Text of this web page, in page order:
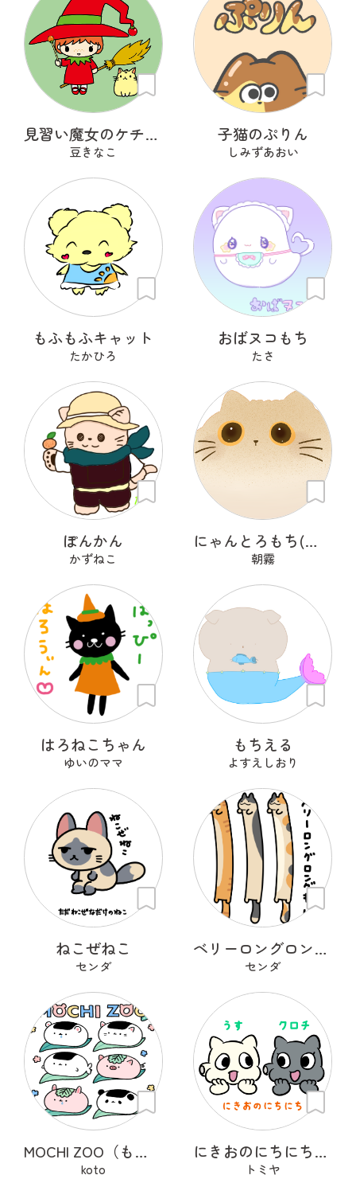
見習い魔女のケチャとマヨ
豆きなこ
子猫のぷりん
しみずあおい
もふもふキャット
たかひろ
おばヌコもち
たさ
ぽんかん
かずねこ
にゃんとろもち(きなこ)
朝霧
はろねこちゃん
ゆいのママ
もちえる
よすえしおり
ねこぜねこ
センダ
ベリーロングロングキャット
センダ
MOCHI ZOO（もちズー）
koto
にきおのにちにち・もちもち
トミヤ